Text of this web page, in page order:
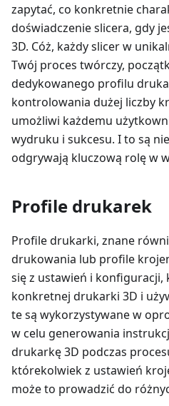
zapytać, co konkretnie
doświadczenie slicera, gdy
3D. Cóż, każdy slicer w
Twój proces twórczy,
dedykowanego profilu
kontrolowania dużej liczby
umożliwi każdemu
wydruku i sukcesu. I to są
odgrywają kluczową rolę w
Profile drukarek
Profile drukarki, znane
drukowania lub profile
się z ustawień i konfiguracji,
konkretnej drukarki 3D i
te są wykorzystywane w
w celu generowania
drukarkę 3D podczas
którekolwiek z ustawień
może to prowadzić do